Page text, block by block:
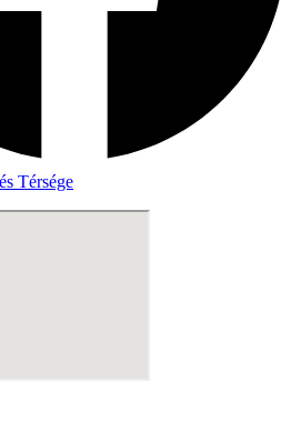
Térsége